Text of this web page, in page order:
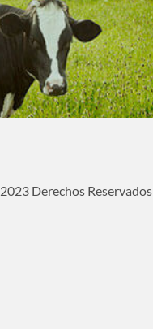
2023 Derechos Reservados